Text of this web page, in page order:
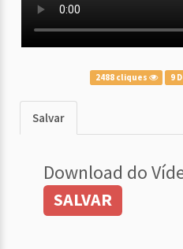
2488 cliques 9
Salvar
Download do
SALVAR